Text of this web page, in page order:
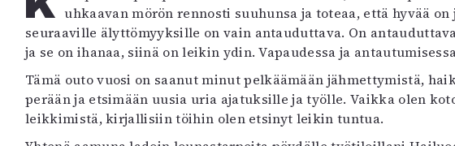
Levyt
Kuvataide
Kirjat
In English
Esitystaide
Arkisto
uhkaavan mörön rennosti suuhunsa ja toteaa, että hyvää
seuraaville älyttömyyksille on vain antauduttava. On
ja se on ihanaa, siinä on leikin ydin. Vapaudessa ja
Tämä outo vuosi on saanut minut pelkäämään jähmettymistä,
perään ja etsimään uusia uria ajatuksille ja työlle. Vaikka olen
leikkimistä, kirjallisiin töihin olen etsinyt leikin tuntua.